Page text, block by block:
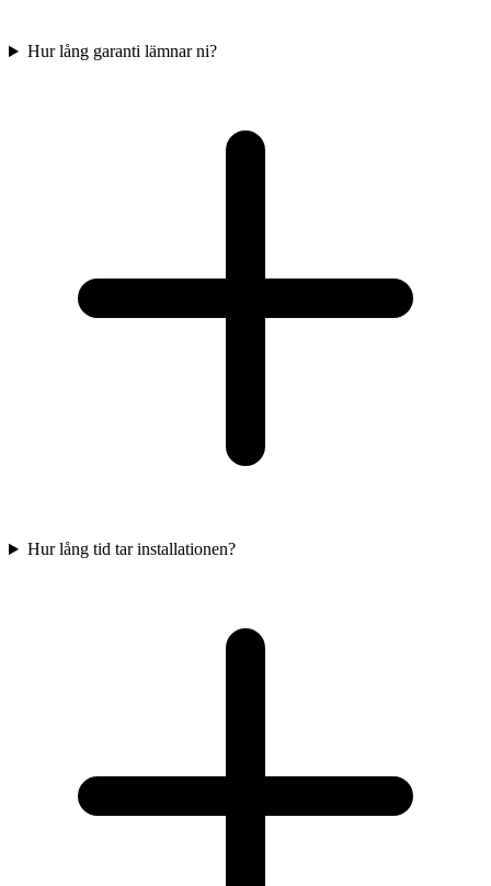
Hur lång garanti lämnar ni?
Hur lång tid tar installationen?